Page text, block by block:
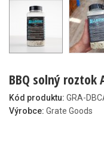
BBQ solný roztok
Kód produktu: GRA-
Výrobce: Grate Goods